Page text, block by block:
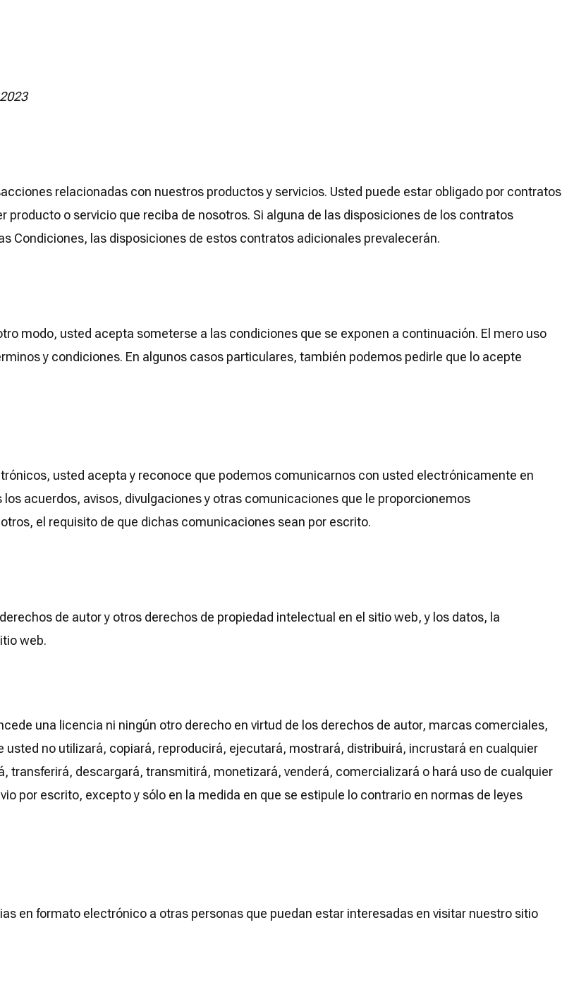
relacionadas con nuestros productos y servicios. Usted puede estar obligado por contratos
o servicio que reciba de nosotros. Si alguna de las disposiciones de los contratos
Condiciones, las disposiciones de estos contratos adicionales prevalecerán.
modo, usted acepta someterse a las condiciones que se exponen a continuación. El mero uso
y condiciones. En algunos casos particulares, también podemos pedirle que lo acepte
usted acepta y reconoce que podemos comunicarnos con usted electrónicamente en
acuerdos, avisos, divulgaciones y otras comunicaciones que le proporcionemos
el requisito de que dichas comunicaciones sean por escrito.
de autor y otros derechos de propiedad intelectual en el sitio web, y los datos, la
web.
una licencia ni ningún otro derecho en virtud de los derechos de autor, marcas comerciales,
no utilizará, copiará, reproducirá, ejecutará, mostrará, distribuirá, incrustará en cualquier
descargará, transmitirá, monetizará, venderá, comercializará o hará uso de cualquier
por escrito, excepto y sólo en la medida en que se estipule lo contrario en normas de leyes
en formato electrónico a otras personas que puedan estar interesadas en visitar nuestro sitio